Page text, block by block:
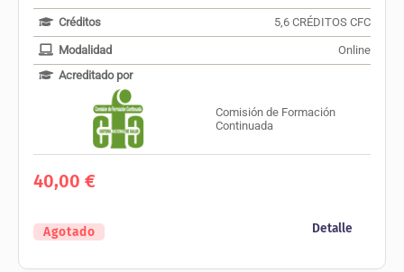
Créditos 5,6 CRÉDITOS CFC
Modalidad
Online
Acreditado por
Comisión de Formación
Continuada
40,00€
Agotado Detalle